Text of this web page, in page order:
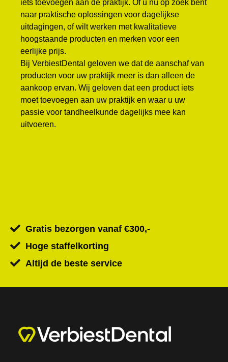
iets toevoegen aan de praktijk. Of u nu op zoek bent
naar praktische oplossingen voor dagelijkse
uitdagingen, of wilt werken met kwalitatieve
hoogstaande producten en merken voor een
eerlijke prijs.
Bij VerbiestDental geloven we dat de aanschaf van
producten voor uw praktijk meer is dan alleen de
aankoop ervan. Wij geloven dat een product iets
moet toevoegen aan uw praktijk en waar u uw
passie voor tandheelkunde dagelijks mee kan
uitvoeren.
Gratis bezorgen vanaf €300,-
Hoge staffelkorting
Altijd de beste service